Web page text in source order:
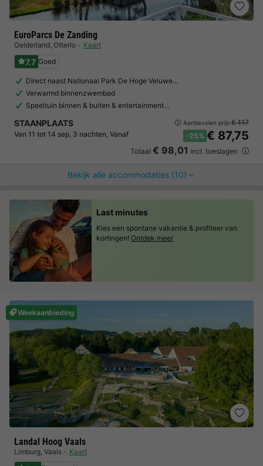
EuroParcs De Zanding
Gelderland, Otterlo Kaart
7.7 Goed
Direct naast Nationaal Park De Hoge Veluwe…
Verwarmd binnenzwembad
Speeltuin binnen & buiten & entertainment…
STAANPLAATS
Van 11 tot 14 sep, 3 nachten, Vanaf
Aanbevolen prijs:€ 117
-25% € 87,75
Totaal € 98,01 incl. toeslagen
Bekijk alle accommodaties (10)
Weekaanbieding
Landal Hoog Vaals
Limburg, Vaals Kaart
Last minutes
Kies een spontane vakantie & profiteer van
kortingen! Ontdek meer